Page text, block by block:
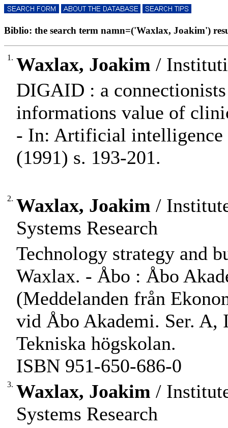
Biblio: the search term namn=('Waxlax, Joakim')
1. Waxlax, Joakim /
DIGAID : a
informations value of
- In: Artificial intelligence
(1991) s. 193-201.
2. Waxlax, Joakim /
Systems Research
Technology strategy and
Waxlax. - Åbo : Åbo
(Meddelanden från
vid Åbo Akademi. Ser. A,
Tekniska högskolan.
ISBN 951-650-686-0
3. Waxlax, Joakim /
Systems Research